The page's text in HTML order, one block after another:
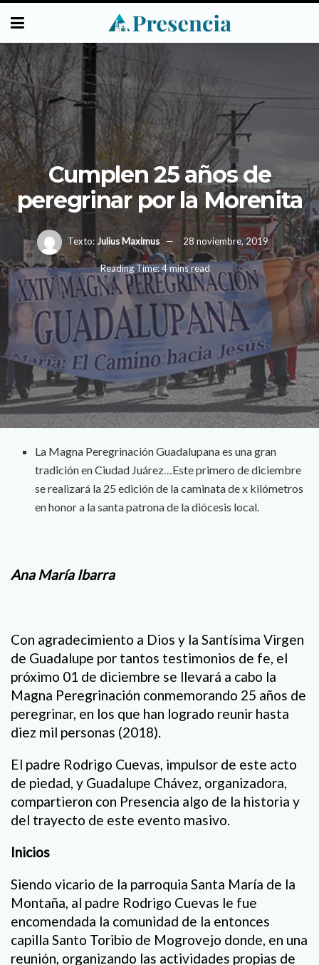
Cumplen 25 años de
peregrinar por la Morenita
Texto: Julius Maximus 28 noviembre, 2019
Reading Time: 4 mins read
La Magna Peregrinación Guadalupana es una gran
tradición en Ciudad Juárez…Este primero de diciembre
se realizará la 25 edición de la caminata de x kilómetros
en honor a la santa patrona de la diócesis local.
Ana María Ibarra
Con agradecimiento a Dios y la Santísima Virgen
de Guadalupe por tantos testimonios de fe, el
próximo 01 de diciembre se llevará a cabo la
Magna Peregrinación conmemorando 25 años de
peregrinar, en los que han logrado reunir hasta
diez mil personas (2018).
El padre Rodrigo Cuevas, impulsor de este acto
de piedad, y Guadalupe Chávez, organizadora,
compartieron con Presencia algo de la historia y
del trayecto de este evento masivo.
Inicios
Siendo vicario de la parroquia Santa María de la
Montaña, al padre Rodrigo Cuevas le fue
encomendada la comunidad de la entonces
capilla Santo Toribio de Mogrovejo donde, en una
reunión, organizando las actividades propias de